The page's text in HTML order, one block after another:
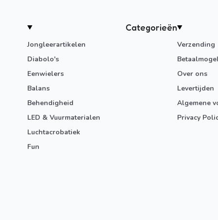
Categorieën
Jongleerartikelen
Diabolo's
Eenwielers
Balans
Behendigheid
LED & Vuurmaterialen
Luchtacrobatiek
Fun
Verzending
Over ons
Levertijden
Algemene
Privacy